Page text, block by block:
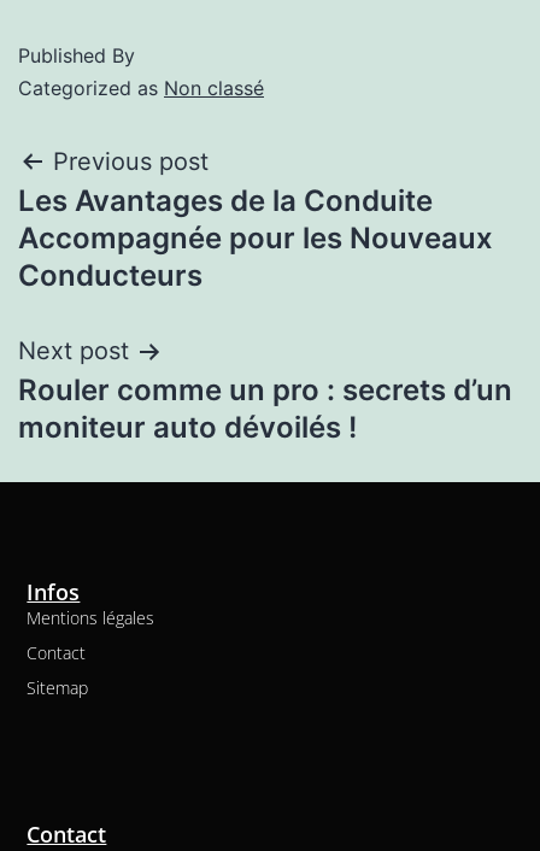
Published By
Categorized as Non classé
Previous post
Les Avantages de la Conduite
Accompagnée pour les Nouveaux
Conducteurs
Next post
Rouler comme un pro : secrets d’un
moniteur auto dévoilés !
Infos
Mentions légales
Contact
Sitemap
Contact